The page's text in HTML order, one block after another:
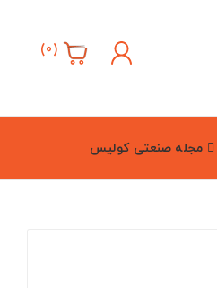
(
0
)
مجله صنعتی کولیس